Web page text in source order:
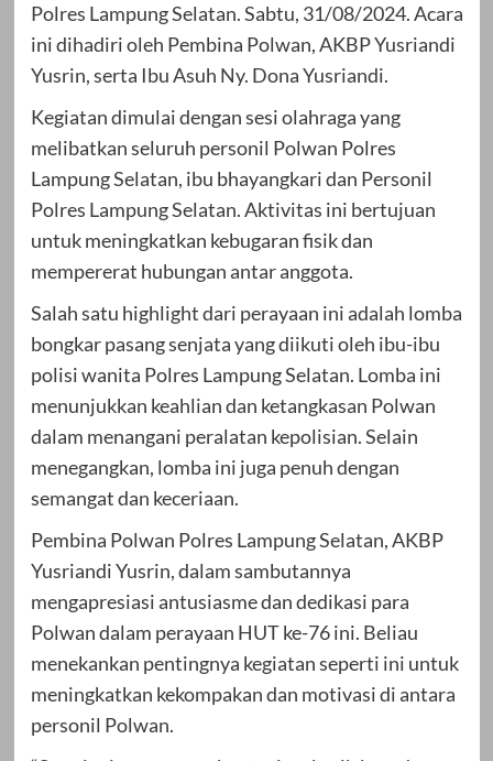
Polres Lampung Selatan. Sabtu, 31/08/2024. Acara
ini dihadiri oleh Pembina Polwan, AKBP Yusriandi
Yusrin, serta Ibu Asuh Ny. Dona Yusriandi.
Kegiatan dimulai dengan sesi olahraga yang
melibatkan seluruh personil Polwan Polres
Lampung Selatan, ibu bhayangkari dan Personil
Polres Lampung Selatan. Aktivitas ini bertujuan
untuk meningkatkan kebugaran fisik dan
mempererat hubungan antar anggota.
Salah satu highlight dari perayaan ini adalah lomba
bongkar pasang senjata yang diikuti oleh ibu-ibu
polisi wanita Polres Lampung Selatan. Lomba ini
menunjukkan keahlian dan ketangkasan Polwan
dalam menangani peralatan kepolisian. Selain
menegangkan, lomba ini juga penuh dengan
semangat dan keceriaan.
Pembina Polwan Polres Lampung Selatan, AKBP
Yusriandi Yusrin, dalam sambutannya
mengapresiasi antusiasme dan dedikasi para
Polwan dalam perayaan HUT ke-76 ini. Beliau
menekankan pentingnya kegiatan seperti ini untuk
meningkatkan kekompakan dan motivasi di antara
personil Polwan.